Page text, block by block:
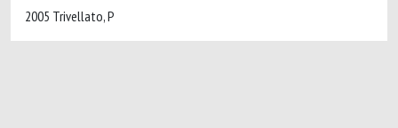
2005 Trivellato, P